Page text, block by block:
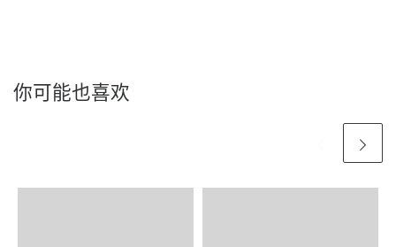
你可能也喜欢